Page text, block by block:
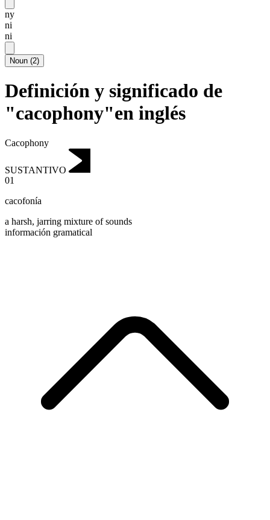
ny
ni
ni
Noun (2)
Definición y significado de
"cacophony"en inglés
Cacophony
SUSTANTIVO
01
cacofonía
a harsh, jarring mixture of sounds
información gramatical